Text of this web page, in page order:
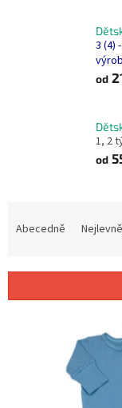
3 (4)
od
1, 2
od
í
Abecedně